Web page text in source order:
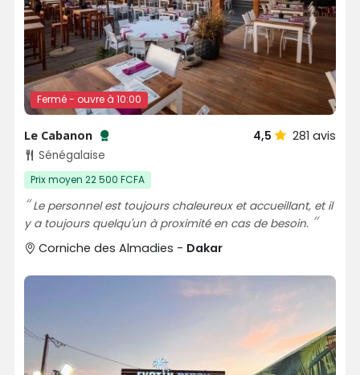
Fermé - ouvre à 10:00
Le Cabanon
Testé et approuvé par SénéGuide
4,5 281 avis
Sénégalaise
Prix moyen 22 500 FCFA
Le personnel est toujours chaleureux et accueillant, et il
y a toujours quelqu'un à proximité en cas de besoin.
Corniche des Almadies - Dakar